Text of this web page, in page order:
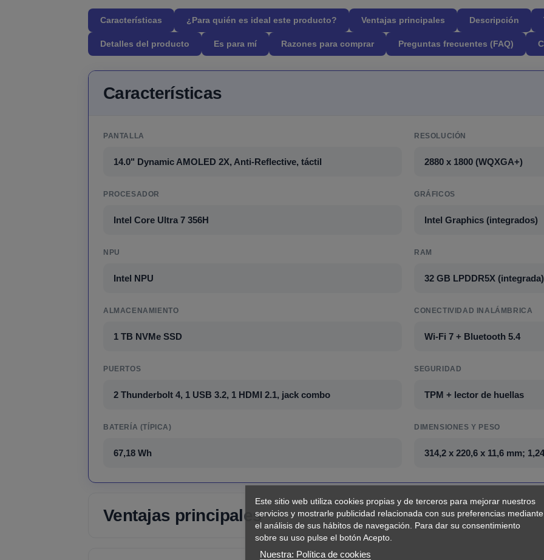
Este sitio web utiliza cookies propias y de terceros para mejorar nuestros
servicios y mostrarle publicidad relacionada con sus preferencias mediante
el análisis de sus hábitos de navegación. Para dar su consentimiento
sobre su uso pulse el botón Acepto.
Nuestra: Política de cookies
Características ¿Para quién es ideal este producto? Ventajas principales Descripción
Detalles del producto Es para mí Razones para comprar Preguntas frecuentes (FAQ)
Características
PANTALLA
14.0" Dynamic AMOLED 2X, Anti-Reflective, táctil
RESOLUCIÓN
2880 x 1800 (WQXGA+)
PROCESADOR
Intel Core Ultra 7 356H
GRÁFICOS
Intel Graphics (integrados)
NPU
Intel NPU
RAM
32 GB LPDDR5X (integrada)
ALMACENAMIENTO
1 TB NVMe SSD
CONECTIVIDAD INALÁMBRICA
Wi-Fi 7 + Bluetooth 5.4
PUERTOS
2 Thunderbolt 4, 1 USB 3.2, 1 HDMI 2.1, jack combo
SEGURIDAD
TPM + lector de huellas
BATERÍA (TÍPICA)
67,18 Wh
DIMENSIONES Y PESO
314,2 x 220,6 x 11,6 mm;
Ventajas principales